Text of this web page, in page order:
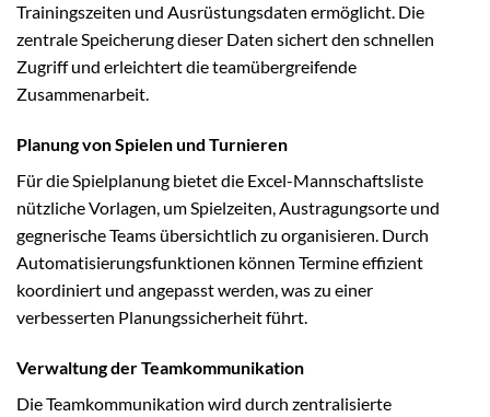
Trainingszeiten und Ausrüstungsdaten ermöglicht. Die
zentrale Speicherung dieser Daten sichert den schnellen
Zugriff und erleichtert die teamübergreifende
Zusammenarbeit.
Planung von Spielen und Turnieren
Für die Spielplanung bietet die Excel-Mannschaftsliste
nützliche Vorlagen, um Spielzeiten, Austragungsorte und
gegnerische Teams übersichtlich zu organisieren. Durch
Automatisierungsfunktionen können Termine effizient
koordiniert und angepasst werden, was zu einer
verbesserten Planungssicherheit führt.
Verwaltung der Teamkommunikation
Die Teamkommunikation wird durch zentralisierte